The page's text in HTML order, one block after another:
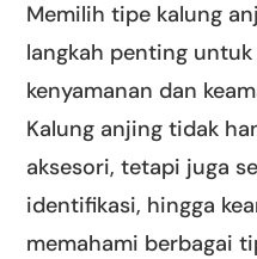
Memilih tipe kalung
langkah penting
kenyamanan dan
Kalung anjing tidak
aksesori, tetapi juga
identifikasi, hingga
memahami berbagai